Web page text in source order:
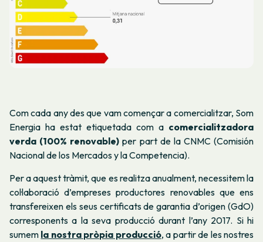
Com cada any des que vam començar a comercialitzar, Som
Energia ha estat etiquetada com a comercialitzadora
verda (100% renovable) per part de la CNMC (Comisión
Nacional de los Mercados y la Competencia).
Per a aquest tràmit, que es realitza anualment, necessitem la
col·laboració d’empreses productores renovables que ens
transfereixen els seus certificats de garantia d’origen (GdO)
corresponents a la seva producció durant l’any 2017. Si hi
sumem la nostra pròpia producció, a partir de les nostres